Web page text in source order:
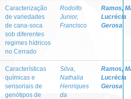
Caracterização
de variedades
de cana-soca
sob diferentes
regimes hídricos
no Cerrado
Rodolfo
Junior,
Francisco
Ramos,
Lucrécia
Gerosa
Características
químicas e
sensoriais de
genótipos de
Silva,
Nathalia
Henriques
da
Ramos,
Lucrécia
Gerosa